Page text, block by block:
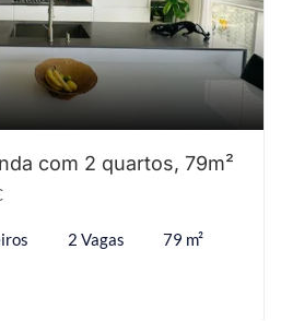
com 2 quartos, 79m²
2 Vagas 79 m²